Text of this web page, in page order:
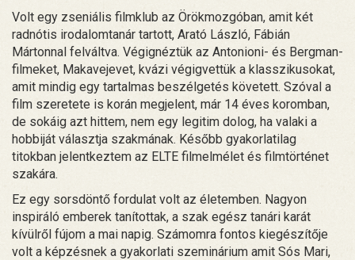
Volt egy zseniális filmklub az Örökmozgóban, amit két
radnótis irodalomtanár tartott, Arató László, Fábián
Mártonnal felváltva. Végignéztük az Antonioni- és Bergman-
filmeket, Makavejevet, kvázi végigvettük a klasszikusokat,
amit mindig egy tartalmas beszélgetés követett. Szóval a
film szeretete is korán megjelent, már 14 éves koromban,
de sokáig azt hittem, nem egy legitim dolog, ha valaki a
hobbiját választja szakmának. Később gyakorlatilag
titokban jelentkeztem az ELTE filmelmélet és filmtörténet
szakára.
Ez egy sorsdöntő fordulat volt az életemben. Nagyon
inspiráló emberek tanítottak, a szak egész tanári karát
kívülről fújom a mai napig. Számomra fontos kiegészítője
volt a képzésnek a gyakorlati szeminárium amit Sós Mari,